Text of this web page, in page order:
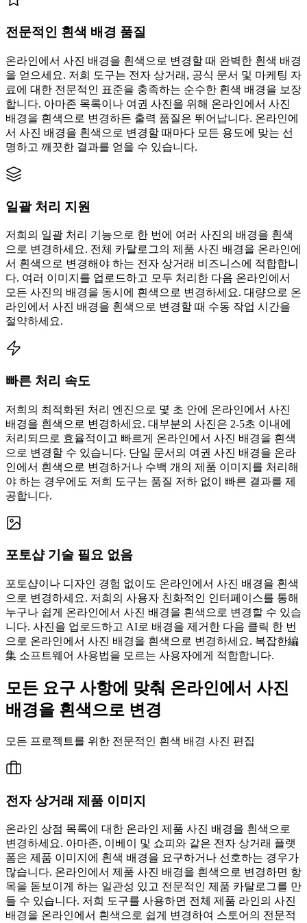
전문적인 흰색 배경 품질
온라인에서 사진 배경을 흰색으로 변경할 때 완벽한 흰색 배경
을 얻으세요. 저희 도구는 전자 상거래, 공식 문서 및 마케팅 자
료에 대한 전문적인 표준을 충족하는 순수한 흰색 배경을 보장
합니다. 아마존 목록이나 여권 사진을 위해 온라인에서 사진
배경을 흰색으로 변경하든 출력 품질은 뛰어납니다. 온라인에
서 사진 배경을 흰색으로 변경할 때마다 모든 용도에 맞는 선
명하고 깨끗한 결과를 얻을 수 있습니다.
일괄 처리 지원
저희의 일괄 처리 기능으로 한 번에 여러 사진의 배경을 흰색
으로 변경하세요. 전체 카탈로그의 제품 사진 배경을 온라인에
서 흰색으로 변경해야 하는 전자 상거래 비즈니스에 적합합니
다. 여러 이미지를 업로드하고 모두 처리한 다음 온라인에서
모든 사진의 배경을 동시에 흰색으로 변경하세요. 대량으로 온
라인에서 사진 배경을 흰색으로 변경할 때 수동 작업 시간을
절약하세요.
빠른 처리 속도
저희의 최적화된 처리 엔진으로 몇 초 안에 온라인에서 사진
배경을 흰색으로 변경하세요. 대부분의 사진은 2-5초 이내에
처리되므로 효율적이고 빠르게 온라인에서 사진 배경을 흰색
으로 변경할 수 있습니다. 단일 문서의 여권 사진 배경을 온라
인에서 흰색으로 변경하거나 수백 개의 제품 이미지를 처리해
야 하는 경우에도 저희 도구는 품질 저하 없이 빠른 결과를 제
공합니다.
포토샵 기술 필요 없음
포토샵이나 디자인 경험 없이도 온라인에서 사진 배경을 흰색
으로 변경하세요. 저희의 사용자 친화적인 인터페이스를 통해
누구나 쉽게 온라인에서 사진 배경을 흰색으로 변경할 수 있습
니다. 사진을 업로드하고 AI로 배경을 제거한 다음 클릭 한 번
으로 온라인에서 사진 배경을 흰색으로 변경하세요. 복잡한編
集 소프트웨어 사용법을 모르는 사용자에게 적합합니다.
모든 요구 사항에 맞춰 온라인에서 사진
배경을 흰색으로 변경
모든 프로젝트를 위한 전문적인 흰색 배경 사진 편집
전자 상거래 제품 이미지
온라인 상점 목록에 대한 온라인 제품 사진 배경을 흰색으로
변경하세요. 아마존, 이베이 및 쇼피와 같은 전자 상거래 플랫
폼은 제품 이미지에 흰색 배경을 요구하거나 선호하는 경우가
많습니다. 온라인에서 제품 사진 배경을 흰색으로 변경하면 항
목을 돋보이게 하는 일관성 있고 전문적인 제품 카탈로그를 만
들 수 있습니다. 저희 도구를 사용하면 전체 제품 라인의 사진
배경을 온라인에서 흰색으로 쉽게 변경하여 스토어의 전문적